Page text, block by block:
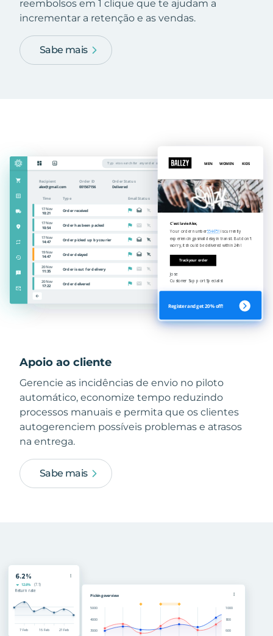
reembolsos em 1 clique que te ajudam a
incrementar a retenção e as vendas.
Sabe mais
Apoio ao cliente
Gerencie as incidências de envio no piloto
automático, economize tempo reduzindo
processos manuais e permita que os clientes
autogerenciem possíveis problemas e atrasos
na entrega.
Sabe mais